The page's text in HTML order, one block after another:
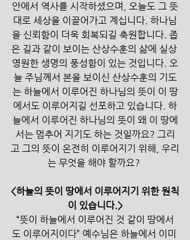
안에서 역사를 시작하셨으며, 오늘도 그 뜻
대로 세상을 이끌어가고 계십니다. 하나님
을 신뢰함이 더욱 회복되길 축원합니다. 좁
은 길과 같이 보이는 산상수훈의 삶에 실상
영원한 생명의 풍성함이 있는 것입니다. 오
늘 주님께서 본을 보이신 산상수훈의 기도
는 하늘에서 이루어진 하나님의 뜻이 이 땅
에서도 이루어지길 선포하고 있습니다. 하
늘에서 이루어진 하나님의 뜻이 왜 이 땅에
서는 멈추어 지기도 하는 것일까요? 그리
고 그의 뜻이 온전히 이루어지기 위해, 우리
는 무엇을 해야 할까요?
<하늘의 뜻이 땅에서 이루어지기 위한 원칙
이 있습니다.>
“뜻이 하늘에서 이루어진 것 같이 땅에서
도 이루어지이다” 예수님은 하늘에서 이미